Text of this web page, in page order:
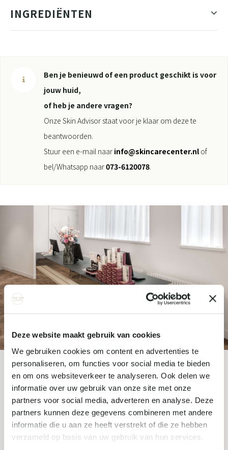
Deze website maakt gebruik van cookies
We gebruiken cookies om content en advertenties te
personaliseren, om functies voor social media te bieden
en om ons websiteverkeer te analyseren. Ook delen we
informatie over uw gebruik van onze site met onze
partners voor social media, adverteren en analyse. Deze
partners kunnen deze gegevens combineren met andere
informatie die u aan ze heeft verstrekt of die ze hebben
verzameld op basis van uw gebruik van hun services.
INGREDIËNTEN
Ben je benieuwd of een product geschikt is voor
jouw huid,
of heb je andere vragen?
Onze Skin Advisor staat voor je klaar om deze te
beantwoorden.
Stuur een e-mail naar info@skincarecenter.nl of
bel/Whatsapp naar073-6120078.
MELD JE AAN VOOR ONZE
NIEUWSBRIEF